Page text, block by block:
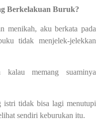
Berkelakuan Buruk?
menikah, aku berkata pada
tidak menjelek-jelekkan
memang suaminya
istri tidak bisa lagi menutupi
sendiri keburukan itu.